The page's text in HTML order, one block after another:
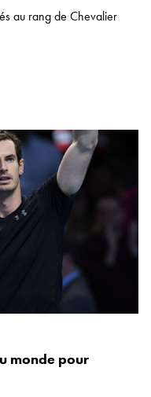
au rang de Chevalier
monde pour